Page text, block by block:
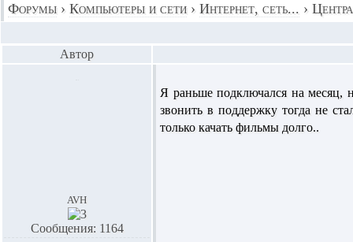
Форумы › Компьютеры и сети › Интернет, сеть... ›
Автор
avh
Сообщения: 1164
Я раньше подключался на месяц,
звонить в поддержку тогда не
только качать фильмы долго..